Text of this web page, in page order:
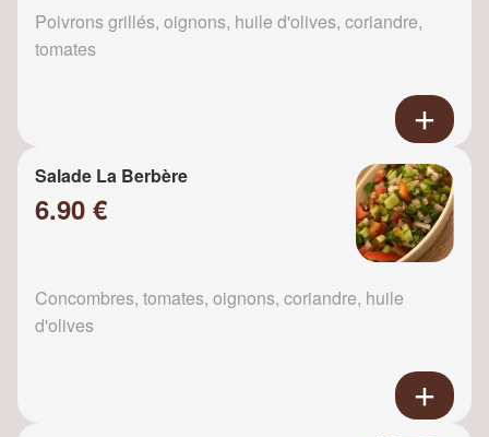
Poivrons grillés, oignons, huile d'olives, coriandre,
tomates
Salade La Berbère
6.90 €
Concombres, tomates, oignons, coriandre, huile
d'olives